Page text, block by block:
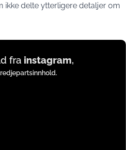
ikke delte ytterligere detaljer om
fra instagram,